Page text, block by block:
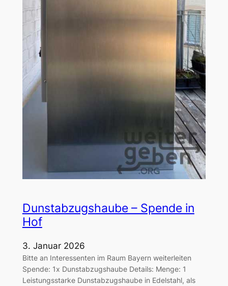
Dunstabzugshaube – Spende in
Hof
3. Januar 2026
Bitte an Interessenten im Raum Bayern weiterleiten
Spende: 1x Dunstabzugshaube Details: Menge: 1
Leistungsstarke Dunstabzugshaube in Edelstahl, als